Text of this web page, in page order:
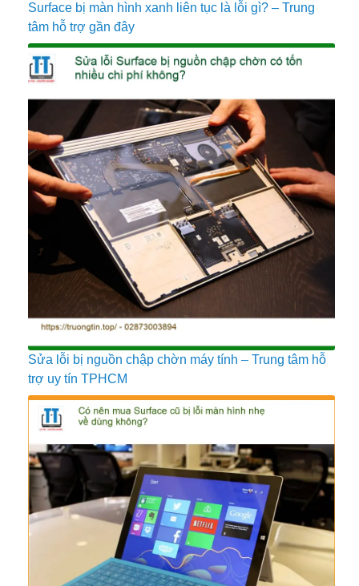
Surface bị màn hình xanh liên tục là lỗi gì? – Trung
tâm hỗ trợ gần đây
Sửa lỗi bị nguồn chập chờn máy tính – Trung tâm hỗ
trợ uy tín TPHCM